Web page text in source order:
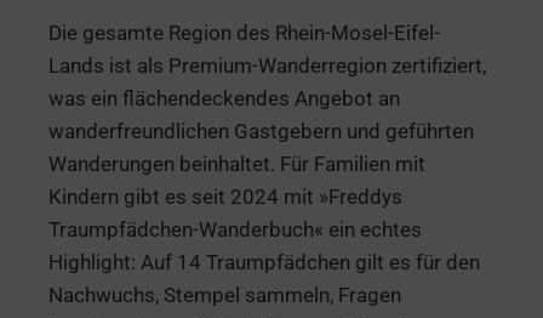
Die gesamte Region des Rhein-Mosel-Eifel-
Lands ist als Premium-Wanderregion zertifiziert,
was ein flächendeckendes Angebot an
wanderfreundlichen Gastgebern und geführten
Wanderungen beinhaltet. Für Familien mit
Kindern gibt es seit 2024 mit »Freddys
Traumpfädchen-Wanderbuch« ein echtes
Highlight: Auf 14 Traumpfädchen gilt es für den
Nachwuchs, Stempel sammeln, Fragen